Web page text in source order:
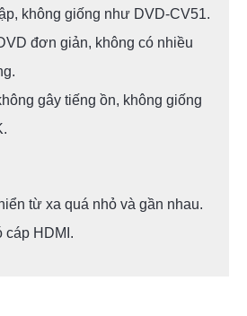
không giống như DVD-CV51.
đơn giản, không có nhiều
gây tiếng ồn, không giống
từ xa quá nhỏ và gần nhau.
cáp HDMI.